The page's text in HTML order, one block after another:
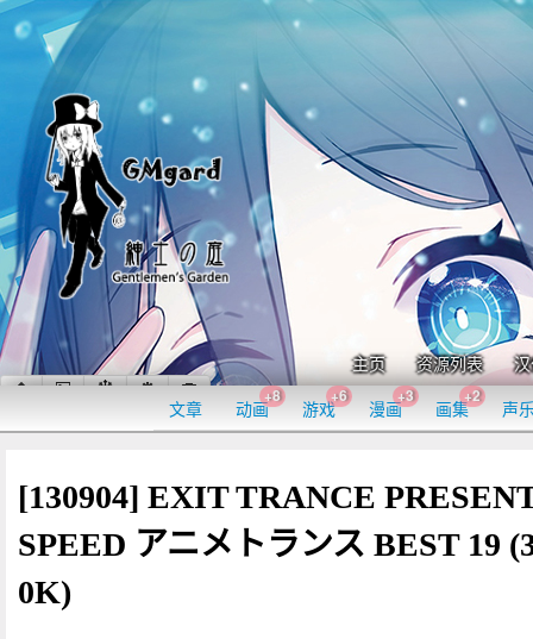
主页 资源列表
文章 动画
+8
游戏
+6
漫画
+3
画集
+2
声
[130904] EXIT TRANCE
SPEED アニメトランス BEST 19
0K)